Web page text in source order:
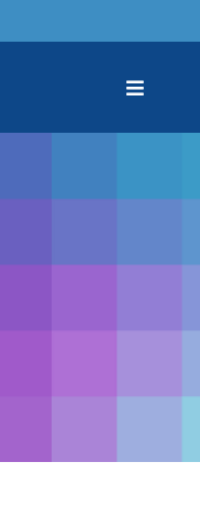
Toggle